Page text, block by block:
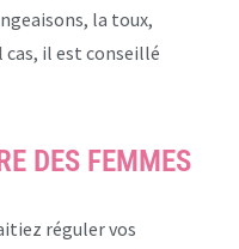
la toux,
il est conseillé
DES FEMMES
réguler vos